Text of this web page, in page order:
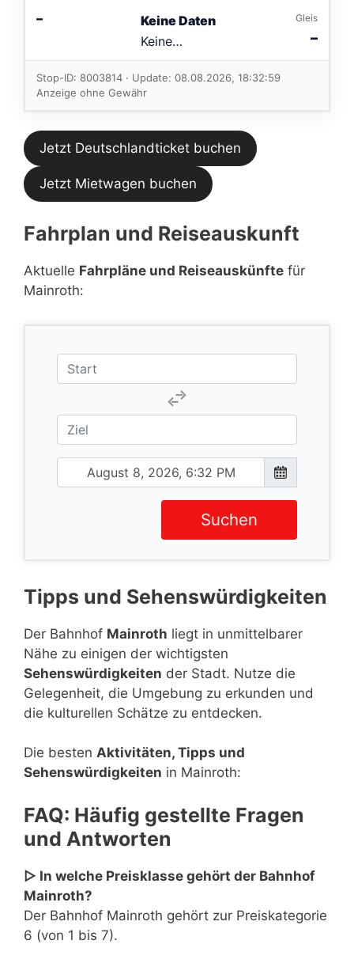
–
Keine Daten
Keine
Verbindungen
im aktuellen
Feed.
Gleis
–
Stop-ID: 8003814 · Update: 08.08.2026, 18:32:59
Anzeige ohne Gewähr
Jetzt Deutschlandticket buchen
Jetzt Mietwagen buchen
Fahrplan und Reiseauskunft
Aktuelle Fahrpläne und Reiseauskünfte für
Mainroth:
Suchen
Tipps und Sehenswürdigkeiten
Der Bahnhof Mainroth liegt in unmittelbarer
Nähe zu einigen der wichtigsten
Sehenswürdigkeiten der Stadt. Nutze die
Gelegenheit, die Umgebung zu erkunden und
die kulturellen Schätze zu entdecken.
Die besten Aktivitäten, Tipps und
Sehenswürdigkeiten in Mainroth:
FAQ: Häufig gestellte Fragen
und Antworten
▷ In welche Preisklasse gehört der Bahnhof
Mainroth?
Der Bahnhof Mainroth gehört zur Preiskategorie
6 (von 1 bis 7).